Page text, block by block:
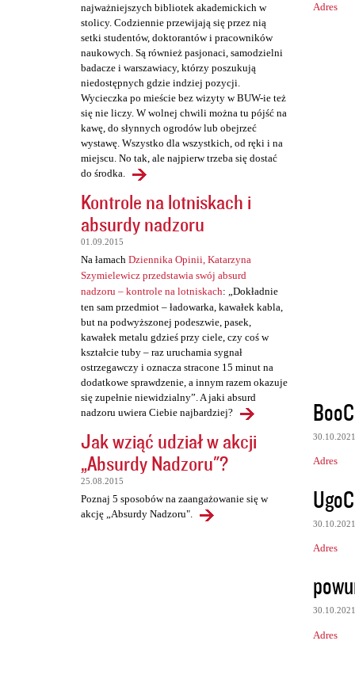
najważniejszych bibliotek akademickich w
stolicy. Codziennie przewijają się przez nią
setki studentów, doktorantów i pracowników
naukowych. Są również pasjonaci, samodzielni
badacze i warszawiacy, którzy poszukują
niedostępnych gdzie indziej pozycji.
Wycieczka po mieście bez wizyty w BUW-ie też
się nie liczy. W wolnej chwili można tu pójść na
kawę, do słynnych ogrodów lub obejrzeć
wystawę. Wszystko dla wszystkich, od ręki i na
miejscu. No tak, ale najpierw trzeba się dostać
do środka.
Kontrole na lotniskach i
absurdy nadzoru
01.09.2015
Na łamach Dziennika Opinii, Katarzyna
Szymielewicz przedstawia swój absurd
nadzoru – kontrole na lotniskach: „Dokładnie
ten sam przedmiot – ładowarka, kawałek kabla,
but na podwyższonej podeszwie, pasek,
kawałek metalu gdzieś przy ciele, czy coś w
kształcie tuby – raz uruchamia sygnał
ostrzegawczy i oznacza stracone 15 minut na
dodatkowe sprawdzenie, a innym razem okazuje
się zupełnie niewidzialny”. A jaki absurd
nadzoru uwiera Ciebie najbardziej?
Jak wziąć udział w akcji
„Absurdy Nadzoru"?
25.08.2015
Poznaj 5 sposobów na zaangażowanie się w
akcję „Absurdy Nadzoru".
r
Adres
30.10.2021
Adres
30.10.2021
Adres
30.10.2021
Adres